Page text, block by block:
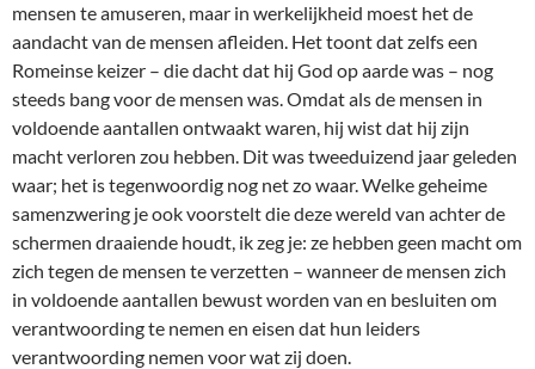
mensen te amuseren, maar in werkelijkheid moest het de
aandacht van de mensen afleiden. Het toont dat zelfs een
Romeinse keizer – die dacht dat hij God op aarde was – nog
steeds bang voor de mensen was. Omdat als de mensen in
voldoende aantallen ontwaakt waren, hij wist dat hij zijn
macht verloren zou hebben. Dit was tweeduizend jaar geleden
waar; het is tegenwoordig nog net zo waar. Welke geheime
samenzwering je ook voorstelt die deze wereld van achter de
schermen draaiende houdt, ik zeg je: ze hebben geen macht om
zich tegen de mensen te verzetten – wanneer de mensen zich
in voldoende aantallen bewust worden van en besluiten om
verantwoording te nemen en eisen dat hun leiders
verantwoording nemen voor wat zij doen.